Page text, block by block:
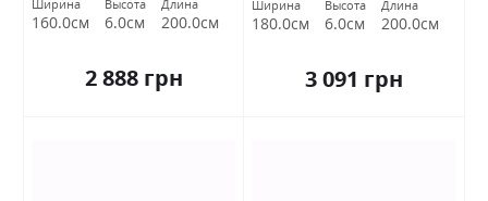
Ширина
160.0см
Высота
6.0см
Длина
200.0см
2 888 грн
Ширина
180.0см
Высота
6.0см
Длина
200.0см
3 091 грн